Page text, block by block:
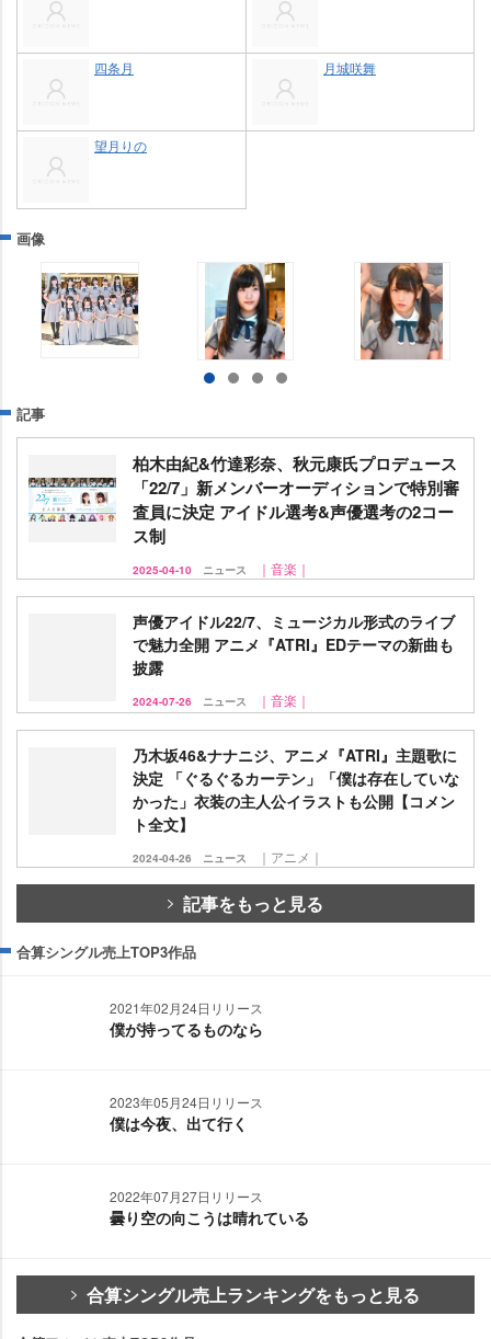
四条月 月城咲舞
望月りの
画像
記事
柏木由紀&竹達彩奈、秋元康氏プロデュース
「22/7」新メンバーオーディションで特別審
査員に決定 アイドル選考&声優選考の2コー
ス制
2025-04-10 ニュース ｜音楽｜
声優アイドル22/7、ミュージカル形式のライブ
で魅力全開 アニメ『ATRI』EDテーマの新曲も
披露
2024-07-26 ニュース ｜音楽｜
乃木坂46&ナナニジ、アニメ『ATRI』主題歌に
決定 「ぐるぐるカーテン」「僕は存在していな
かった」衣装の主人公イラストも公開【コメン
ト全文】
2024-04-26 ニュース ｜アニメ｜
記事をもっと見る
合算シングル売上TOP3作品
2021年02月24日リリース
僕が持ってるものなら
2023年05月24日リリース
僕は今夜、出て行く
2022年07月27日リリース
曇り空の向こうは晴れている
合算シングル売上ランキングをもっと見る